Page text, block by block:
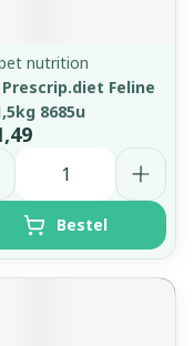
nutrition
Feline
8685u
Bestel